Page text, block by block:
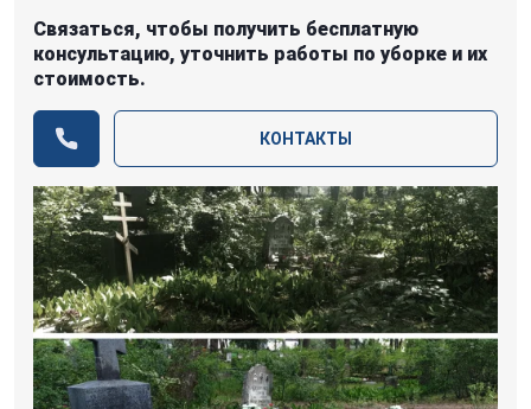
Связаться, чтобы получить бесплатную
консультацию, уточнить работы по уборке и их
стоимость.
КОНТАКТЫ